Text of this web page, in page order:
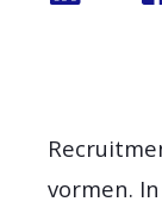
vormen.